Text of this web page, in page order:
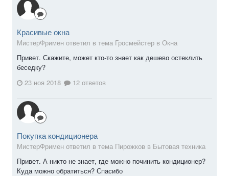
Красивые окна
МистерФримен ответил в тема Гросмейстер в Окна
Привет. Скажите, может кто-то знает как дешево остеклить
беседку?
23 ноя 2018
12 ответов
Покупка кондиционера
МистерФримен ответил в тема Пирожков в Бытовая техника
Привет. А никто не знает, где можно починить кондиционер?
Куда можно обратиться? Спасибо